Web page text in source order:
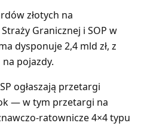
złotych na
Granicznej i SOP w
dysponuje 2,4 mld zł, z
pojazdy.
ogłaszają przetargi
— w tym przetargi na
ratownicze 4×4 typu